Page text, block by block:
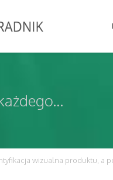
wizualna produktu, a